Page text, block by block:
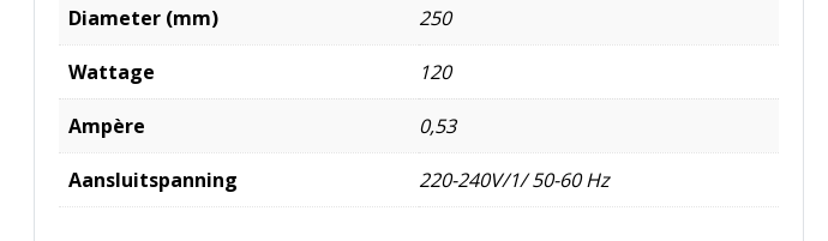
Diameter (mm) 250
Wattage 120
Ampère 0,53
Aansluitspanning 220-240V/1/ 50-60 Hz